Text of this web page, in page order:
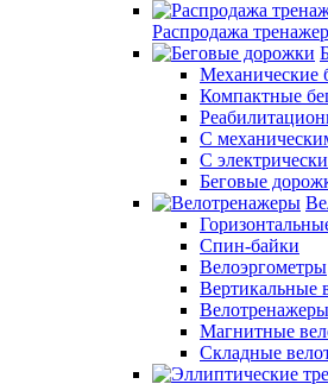
Распродажа
Механические
Компактные
С
С
Беговые
Спин-байки
Велоэргометры
Вертикальные
Магнитные
Складные